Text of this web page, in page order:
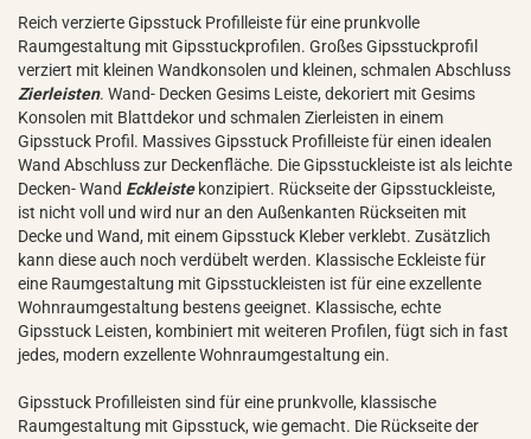
Reich verzierte Gipsstuck Profilleiste für eine prunkvolle
Raumgestaltung mit Gipsstuckprofilen. Großes Gipsstuckprofil
verziert mit kleinen Wandkonsolen und kleinen, schmalen Abschluss
Zierleisten. Wand- Decken Gesims Leiste, dekoriert mit Gesims
Konsolen mit Blattdekor und schmalen Zierleisten in einem
Gipsstuck Profil. Massives Gipsstuck Profilleiste für einen idealen
Wand Abschluss zur Deckenfläche. Die Gipsstuckleiste ist als leichte
Decken- Wand Eckleiste konzipiert. Rückseite der Gipsstuckleiste,
ist nicht voll und wird nur an den Außenkanten Rückseiten mit
Decke und Wand, mit einem Gipsstuck Kleber verklebt. Zusätzlich
kann diese auch noch verdübelt werden. Klassische Eckleiste für
eine Raumgestaltung mit Gipsstuckleisten ist für eine exzellente
Wohnraumgestaltung bestens geeignet. Klassische, echte
Gipsstuck Leisten, kombiniert mit weiteren Profilen, fügt sich in fast
jedes, modern exzellente Wohnraumgestaltung ein.
Gipsstuck Profilleisten sind für eine prunkvolle, klassische
Raumgestaltung mit Gipsstuck, wie gemacht. Die Rückseite der